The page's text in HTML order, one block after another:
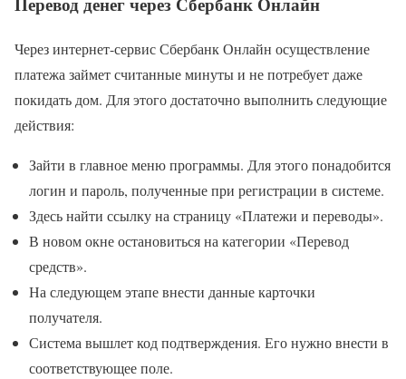
Через интернет-сервис Сбербанк Онлайн осуществление
платежа займет считанные минуты и не потребует даже
покидать дом. Для этого достаточно выполнить следующие
действия:
Зайти в главное меню программы. Для этого понадобится
логин и пароль, полученные при регистрации в системе.
Здесь найти ссылку на страницу «Платежи и переводы».
В новом окне остановиться на категории «Перевод
средств».
На следующем этапе внести данные карточки
получателя.
Система вышлет код подтверждения. Его нужно внести в
соответствующее поле.